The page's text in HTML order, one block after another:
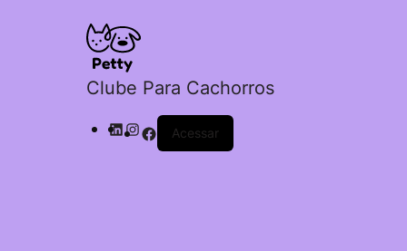
Clube Para Cachorros
Acessar